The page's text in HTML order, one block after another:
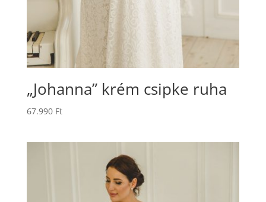
„Johanna” krém csipke ruha
67.990 Ft